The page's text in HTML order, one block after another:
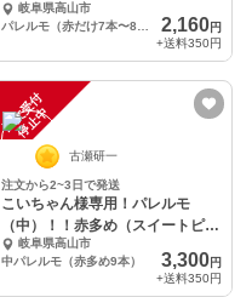
ン）7本〜8本
岐阜県高山市
2,160円
+送料350円
注
文
受
付
停
止
中
古瀬研一
注文から2~3日で発送
こいちゃん様専用！パレルモ
（中）！！赤多め（スイートピー
マン）7本〜8本
岐阜県高山市
中パレルモ（赤多め9本）
3,300円
+送料350円